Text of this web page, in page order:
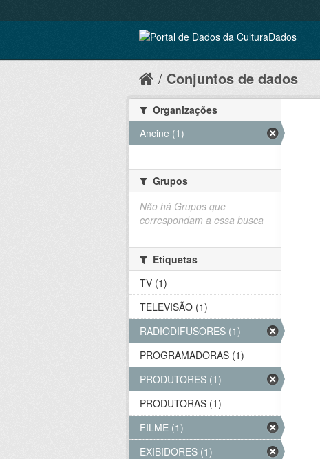
Conjuntos de dados
Organizações
Ancine (1)
Grupos
Não há Grupos que
correspondam a essa busca
Etiquetas
TV (1)
TELEVISÃO (1)
RADIODIFUSORES (1)
PROGRAMADORAS (1)
PRODUTORES (1)
PRODUTORAS (1)
FILME (1)
EXIBIDORES (1)